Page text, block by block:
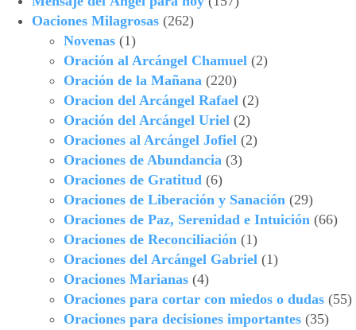
Oaciones Milagrosas (262)
Novenas (1)
Oración al Arcángel Chamuel (2)
Oración de la Mañana (220)
Oracion del Arcángel Rafael (2)
Oración del Arcángel Uriel (2)
Oraciones al Arcángel Jofiel (2)
Oraciones de Abundancia (3)
Oraciones de Gratitud (6)
Oraciones de Liberación y Sanación (29)
Oraciones de Paz, Serenidad e Intuición (66)
Oraciones de Reconciliación (1)
Oraciones del Arcángel Gabriel (1)
Oraciones Marianas (4)
Oraciones para cortar con miedos o dudas (55)
Oraciones para decisiones importantes (35)